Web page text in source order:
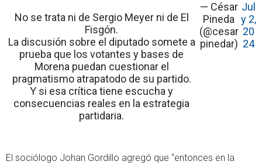
No se trata ni de Sergio Meyer ni de El
Fisgón.
La discusión sobre el diputado somete a
prueba que los votantes y bases de
Morena puedan cuestionar el
pragmatismo atrapatodo de su partido.
Y si esa crítica tiene escucha y
consecuencias reales en la estrategia
partidaria.
— César
Pineda
(@cesar
pinedar)
Jul
y 2,
20
24
El sociólogo Johan Gordillo agregó que “entonces en la